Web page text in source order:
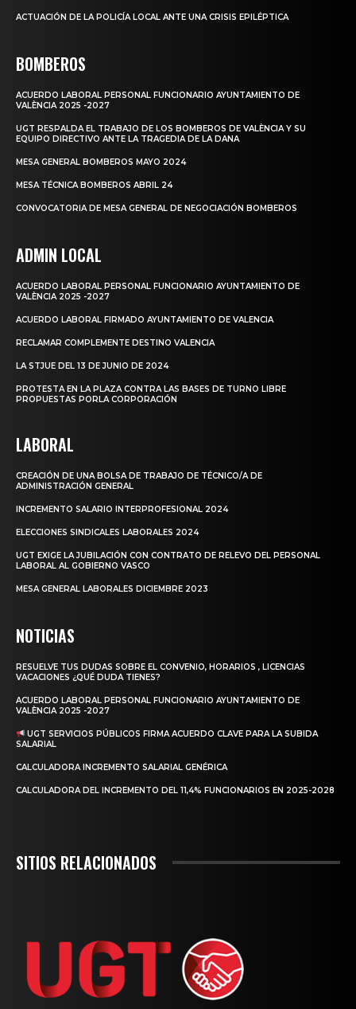
ACTUACIÓN DE LA POLICÍA LOCAL ANTE UNA CRISIS EPILÉPTICA
BOMBEROS
ACUERDO LABORAL PERSONAL FUNCIONARIO AYUNTAMIENTO DE
VALÈNCIA 2025 -2027
UGT RESPALDA EL TRABAJO DE LOS BOMBEROS DE VALÈNCIA Y SU
EQUIPO DIRECTIVO ANTE LA TRAGEDIA DE LA DANA
MESA GENERAL BOMBEROS MAYO 2024
MESA TÉCNICA BOMBEROS ABRIL 24
CONVOCATORIA DE MESA GENERAL DE NEGOCIACIÓN BOMBEROS
ADMIN LOCAL
ACUERDO LABORAL PERSONAL FUNCIONARIO AYUNTAMIENTO DE
VALÈNCIA 2025 -2027
ACUERDO LABORAL FIRMADO AYUNTAMIENTO DE VALENCIA
RECLAMAR COMPLEMENTE DESTINO VALENCIA
LA STJUE DEL 13 DE JUNIO DE 2024
PROTESTA EN LA PLAZA CONTRA LAS BASES DE TURNO LIBRE
PROPUESTAS PORLA CORPORACIÓN
LABORAL
CREACIÓN DE UNA BOLSA DE TRABAJO DE TÉCNICO/A DE
ADMINISTRACIÓN GENERAL
INCREMENTO SALARIO INTERPROFESIONAL 2024
ELECCIONES SINDICALES LABORALES 2024
UGT EXIGE LA JUBILACIÓN CON CONTRATO DE RELEVO DEL PERSONAL
LABORAL AL GOBIERNO VASCO
MESA GENERAL LABORALES DICIEMBRE 2023
NOTICIAS
RESUELVE TUS DUDAS SOBRE EL CONVENIO, HORARIOS , LICENCIAS
VACACIONES ¿QUÉ DUDA TIENES?
ACUERDO LABORAL PERSONAL FUNCIONARIO AYUNTAMIENTO DE
VALÈNCIA 2025 -2027
UGT SERVICIOS PÚBLICOS FIRMA ACUERDO CLAVE PARA LA SUBIDA
SALARIAL
CALCULADORA INCREMENTO SALARIAL GENÉRICA
CALCULADORA DEL INCREMENTO DEL 11,4% FUNCIONARIOS EN 2025-2028
SITIOS RELACIONADOS